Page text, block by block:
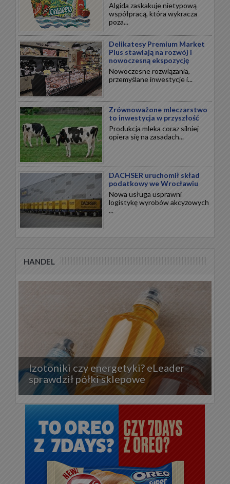
Algida zaskakuje nietypową
współpracą, która wykracza
poza...
Delikatesy Premium Market
Plus stawiają na rozwój i
nowoczesną ekspozycję
Nowoczesne rozwiązania,
przemyślane inwestycje i...
Zrównoważone mleczarstwo
to inwestycja w przyszłość
Produkcja mleka coraz silniej
opiera się na zasadach...
DACHSER uruchomił skład
podatkowy we Wrocławiu
Nowa usługa usprawni
logistykę wyrobów akcyzowych
...
HANDEL
Izotoniki czy energetyki? eLeader
sprawdził półki sklepowe